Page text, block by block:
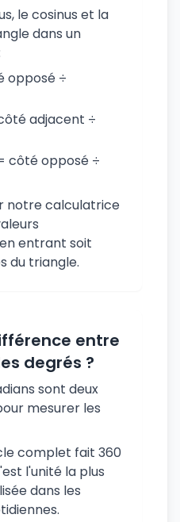
le cosinus et la
dans un
opposé ÷
adjacent ÷
côté opposé ÷
notre calculatrice
entrant soit
du triangle.
entre
degrés ?
sont deux
mesurer les
complet fait 360
l'unité la plus
dans les